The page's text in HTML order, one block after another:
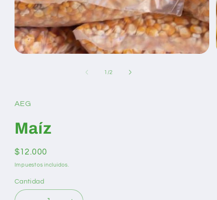
ventana
modal
1 /de
2
AEG
Maíz
Precio
habitual
$12.000
Impuestos incluidos.
Cantidad